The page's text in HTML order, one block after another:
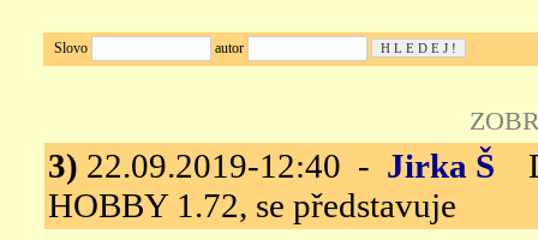
Slovo autor
3) 22.09.2019-12:40 - Jirka Š
HOBBY 1.72, se představuje